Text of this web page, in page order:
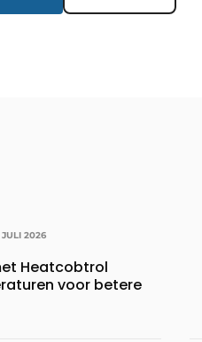
2026
Heatcobtrol
voor betere